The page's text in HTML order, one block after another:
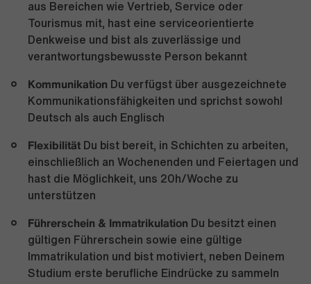
aus Bereichen wie Vertrieb, Service oder
Tourismus mit, hast eine serviceorientierte
Denkweise und bist als zuverlässige und
verantwortungsbewusste Person bekannt
Kommunikation Du verfügst über ausgezeichnete
Kommunikationsfähigkeiten und sprichst sowohl
Deutsch als auch Englisch
Flexibilität Du bist bereit, in Schichten zu arbeiten,
einschließlich an Wochenenden und Feiertagen und
hast die Möglichkeit, uns 20h/Woche zu
unterstützen
Führerschein & Immatrikulation Du besitzt einen
gültigen Führerschein sowie eine gültige
Immatrikulation und bist motiviert, neben Deinem
Studium erste berufliche Eindrücke zu sammeln